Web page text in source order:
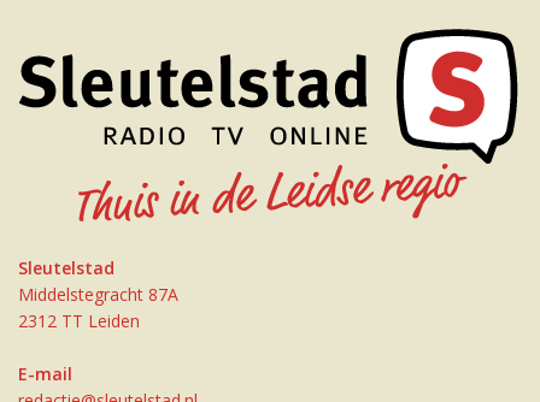
Sleutelstad
Middelstegracht 87A
2312 TT Leiden
E-mail